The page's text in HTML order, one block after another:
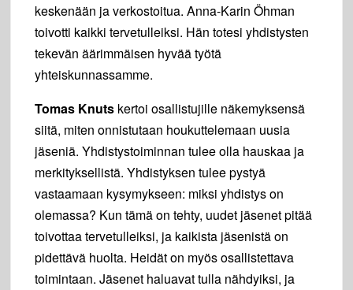
keskenään ja verkostoitua. Anna-Karin Öhman
toivotti kaikki tervetulleiksi. Hän totesi yhdistysten
tekevän äärimmäisen hyvää työtä
yhteiskunnassamme.
Tomas Knuts kertoi osallistujille näkemyksensä
siitä, miten onnistutaan houkuttelemaan uusia
jäseniä. Yhdistystoiminnan tulee olla hauskaa ja
merkityksellistä. Yhdistyksen tulee pystyä
vastaamaan kysymykseen: miksi yhdistys on
olemassa? Kun tämä on tehty, uudet jäsenet pitää
toivottaa tervetulleiksi, ja kaikista jäsenistä on
pidettävä huolta. Heidät on myös osallistettava
toimintaan. Jäsenet haluavat tulla nähdyiksi, ja